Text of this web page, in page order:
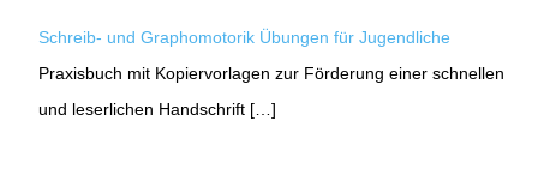
Schreib- und Graphomotorik Übungen für Jugendliche
Praxisbuch mit Kopiervorlagen zur Förderung einer schnellen
und leserlichen Handschrift […]